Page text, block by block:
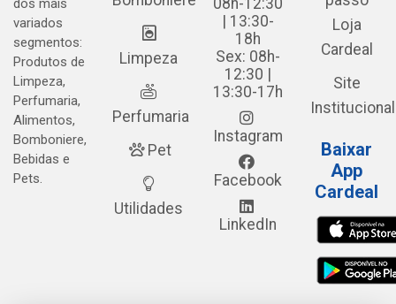
dos mais
variados
segmentos:
Produtos de
Limpeza,
Perfumaria,
Alimentos,
Bomboniere,
Bebidas e
Pets.
Limpeza
Perfumaria
Pet
Utilidades
08h-12:30
| 13:30-
18h
Sex: 08h-
12:30 |
13:30-17h
Instagram
Facebook
LinkedIn
Loja
Cardeal
Site
Institucional
Baixar
App
Cardeal